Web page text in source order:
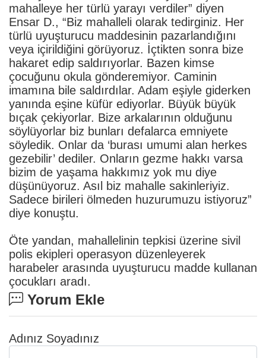
mahalleye her türlü yarayı verdiler” diyen
Ensar D., “Biz mahalleli olarak tedirginiz. Her
türlü uyuşturucu maddesinin pazarlandığını
veya içirildiğini görüyoruz. İçtikten sonra bize
hakaret edip saldırıyorlar. Bazen kimse
çocuğunu okula gönderemiyor. Caminin
imamına bile saldırdılar. Adam eşiyle giderken
yanında eşine küfür ediyorlar. Büyük büyük
bıçak çekiyorlar. Bize arkalarının olduğunu
söylüyorlar biz bunları defalarca emniyete
söyledik. Onlar da ‘burası umumi alan herkes
gezebilir’ dediler. Onların gezme hakkı varsa
bizim de yaşama hakkımız yok mu diye
düşünüyoruz. Asıl biz mahalle sakinleriyiz.
Sadece birileri ölmeden huzurumuzu istiyoruz”
diye konuştu.
Öte yandan, mahallelinin tepkisi üzerine sivil
polis ekipleri operasyon düzenleyerek
harabeler arasında uyuşturucu madde kullanan
çocukları aradı.
Yorum Ekle
Adınız Soyadınız